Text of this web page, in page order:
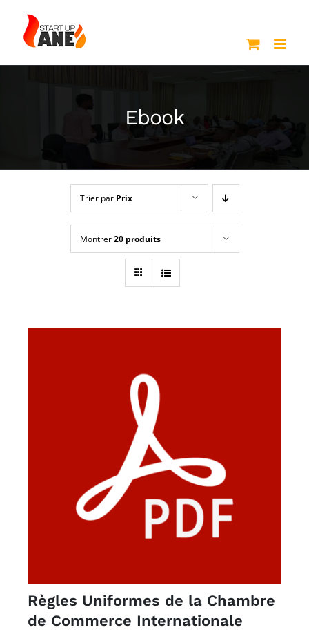
contenu
Ebook
Trier par Prix
Montrer20 produits
Règles Uniformes de la Chambre
de Commerce Internationale